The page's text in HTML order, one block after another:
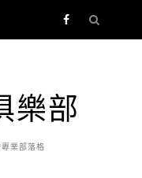
樂部
業部落格